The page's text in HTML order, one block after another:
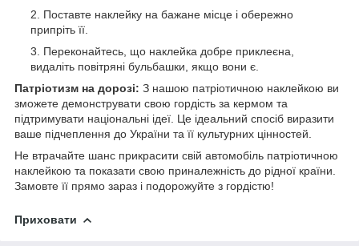
Поставте наклейку на бажане місце і обережно
припріть її.
Переконайтесь, що наклейка добре приклеєна,
видаліть повітряні бульбашки, якщо вони є.
Патріотизм на дорозі: З нашою патріотичною наклейкою ви
зможете демонструвати свою гордість за кермом та
підтримувати національні ідеї. Це ідеальний спосіб виразити
ваше підчеплення до України та її культурних цінностей.
Не втрачайте шанс прикрасити свій автомобіль патріотичною
наклейкою та показати свою приналежність до рідної країни.
Замовте її прямо зараз і подорожуйте з гордістю!
Приховати